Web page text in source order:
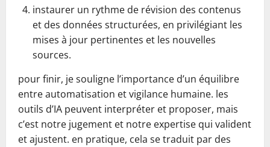
instaurer un rythme de révision des contenus
et des données structurées, en privilégiant les
mises à jour pertinentes et les nouvelles
sources.
pour finir, je souligne l’importance d’un équilibre
entre automatisation et vigilance humaine. les
outils d’IA peuvent interpréter et proposer, mais
c’est notre jugement et notre expertise qui valident
et ajustent. en pratique, cela se traduit par des